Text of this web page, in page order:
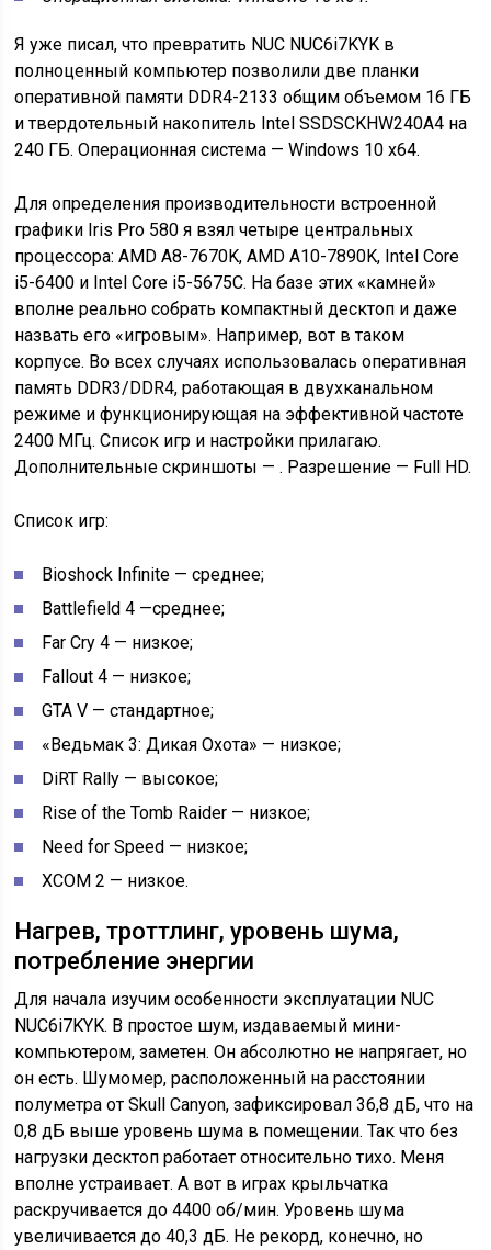
Я уже писал, что превратить NUC NUC6i7KYK в
полноценный компьютер позволили две планки
оперативной памяти DDR4-2133 общим объемом 16 ГБ
и твердотельный накопитель Intel SSDSCKHW240A4 на
240 ГБ. Операционная система — Windows 10 x64.
Для определения производительности встроенной
графики Iris Pro 580 я взял четыре центральных
процессора: AMD A8-7670K, AMD A10-7890K, Intel Core
i5-6400 и Intel Core i5-5675C. На базе этих «камней»
вполне реально собрать компактный десктоп и даже
назвать его «игровым». Например, вот в таком
корпусе. Во всех случаях использовалась оперативная
память DDR3/DDR4, работающая в двухканальном
режиме и функционирующая на эффективной частоте
2400 МГц. Список игр и настройки прилагаю.
Дополнительные скриншоты — . Разрешение — Full HD.
Список игр:
Bioshock Infinite — среднее;
Battlefield 4 —среднее;
Far Cry 4 — низкое;
Fallout 4 — низкое;
GTA V — стандартное;
«Ведьмак 3: Дикая Охота» — низкое;
DiRT Rally — высокое;
Rise of the Tomb Raider — низкое;
Need for Speed — низкое;
XCOM 2 — низкое.
Нагрев, троттлинг, уровень шума,
потребление энергии
Для начала изучим особенности эксплуатации NUC
NUC6i7KYK. В простое шум, издаваемый мини-
компьютером, заметен. Он абсолютно не напрягает, но
он есть. Шумомер, расположенный на расстоянии
полуметра от Skull Canyon, зафиксировал 36,8 дБ, что на
0,8 дБ выше уровень шума в помещении. Так что без
нагрузки десктоп работает относительно тихо. Меня
вполне устраивает. А вот в играх крыльчатка
раскручивается до 4400 об/мин. Уровень шума
увеличивается до 40,3 дБ. Не рекорд, конечно, но